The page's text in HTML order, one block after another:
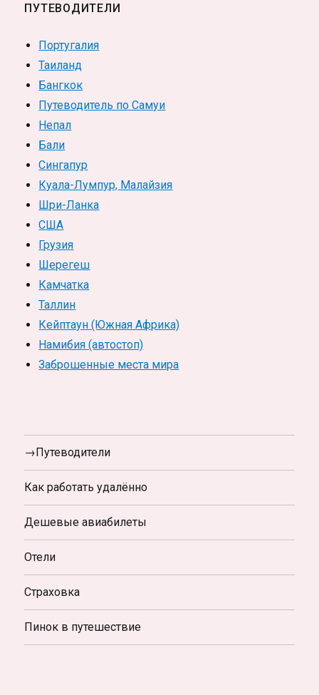
ПУТЕВОДИТЕЛИ
Португалия
Таиланд
Бангкок
Путеводитель по Самуи
Непал
Бали
Сингапур
Куала-Лумпур, Малайзия
Шри-Ланка
США
Грузия
Шерегеш
Камчатка
Таллин
Кейптаун (Южная Африка)
Намибия (автостоп)
Заброшенные места мира
→Путеводители
Как работать удалённо
Дешевые авиабилеты
Отели
Страховка
Пинок в путешествие